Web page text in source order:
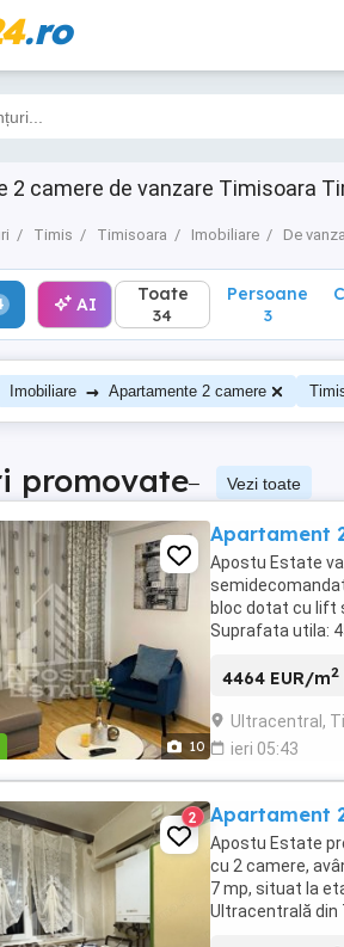
.ro
2 camere de vanzare Timisoara
Timis Timisoara Imobiliare De
AI
AI Toate
34
Persoane
3
Imobiliare → Apartamente 2 camere
promovate– Vezi toate
10
Apartament
Apostu Estate
bloc dotat cu lift
Suprafata utila:
4464 EUR/m2
Ultracentral,
ieri 05:43
2 Apartament
Apostu Estate
cu 2 camere,
7 mp, situat la
Ultracentrală din